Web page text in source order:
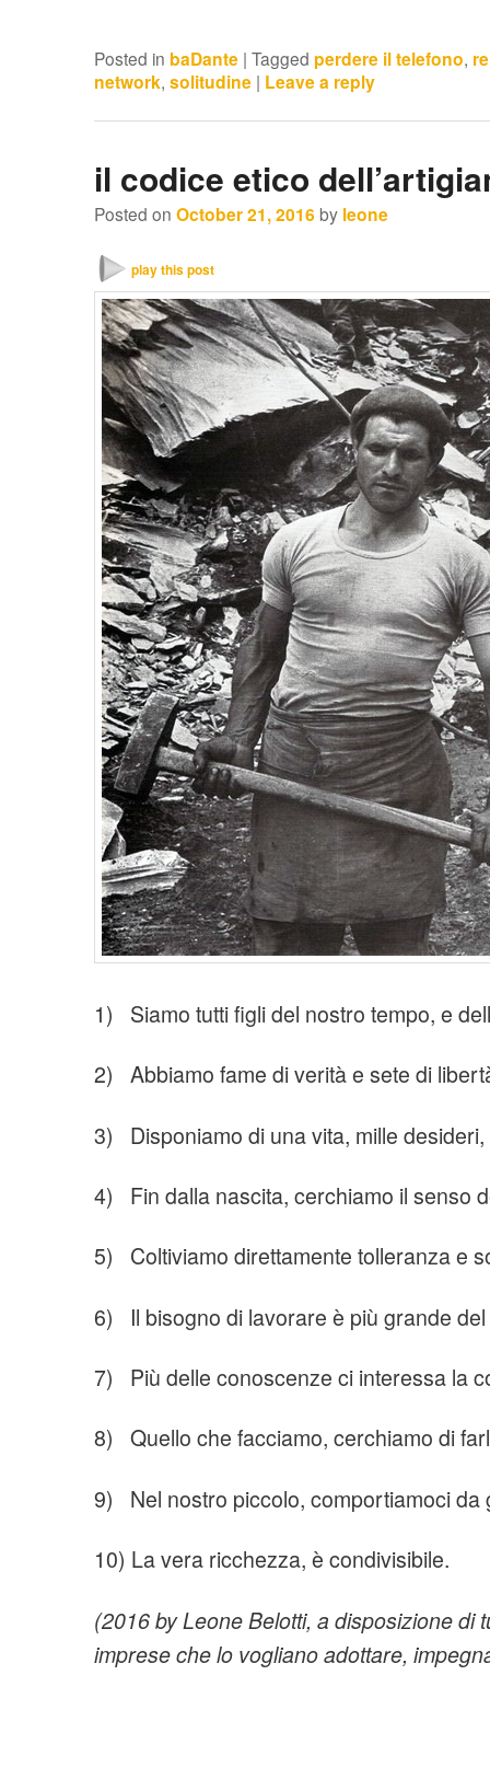
Posted in baDante | Tagged perdere il telefono,
network, solitudine | Leave a reply
il codice etico
Posted on October 21, 2016 by leone
play this post
1) Siamo tutti figli del nostro tempo, e
2) Abbiamo fame di verità e sete di
3) Disponiamo di una vita, mille
4) Fin dalla nascita, cerchiamo il senso
5) Coltiviamo direttamente tolleranza e
6) Il bisogno di lavorare è più grande
7) Più delle conoscenze ci interessa la
8) Quello che facciamo, cerchiamo di
9) Nel nostro piccolo, comportiamoci da
10) La vera ricchezza, è condivisibile.
(2016 by Leone Belotti, a disposizione di
imprese che lo vogliano adottare,